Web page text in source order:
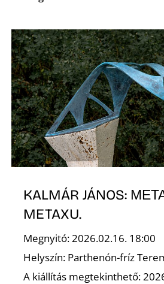
KALMÁR JÁNOS:
METAXU.
Megnyitó: 2026.02.16. 18:00
Helyszín: Parthenón-fríz
A kiállítás megtekinthető: